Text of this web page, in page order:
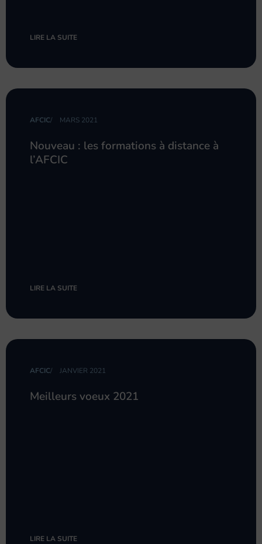
LIRE LA SUITE
AFCIC/ MARS 2021
Nouveau : les formations à distance à
l’AFCIC
LIRE LA SUITE
AFCIC/ JANVIER 2021
Meilleurs voeux 2021
LIRE LA SUITE